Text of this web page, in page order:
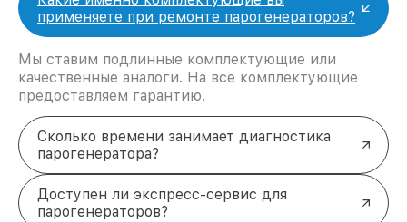
применяете при ремонте парогенераторов?
Мы ставим подлинные комплектующие или
качественные аналоги. На все комплектующие
предоставляем гарантию.
Сколько времени занимает диагностика
парогенератора?
Доступен ли экспресс-сервис для
парогенераторов?